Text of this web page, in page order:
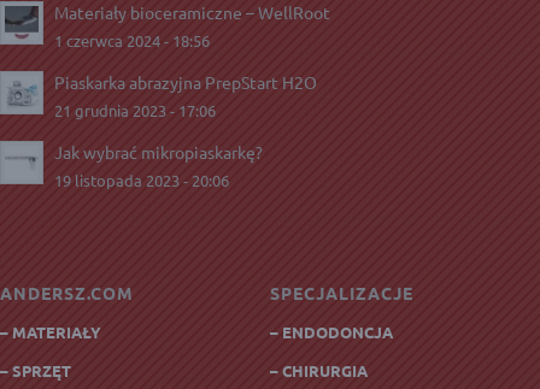
Materiały bioceramiczne – WellRoot
1 czerwca 2024 - 18:56
Piaskarka abrazyjna PrepStart H2O
21 grudnia 2023 - 17:06
Jak wybrać mikropiaskarkę?
19 listopada 2023 - 20:06
ANDERSZ.COM
– MATERIAŁY
– SPRZĘT
SPECJALIZACJE
– ENDODONCJA
– CHIRURGIA